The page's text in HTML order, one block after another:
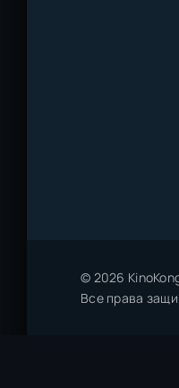
© 2026
Все права